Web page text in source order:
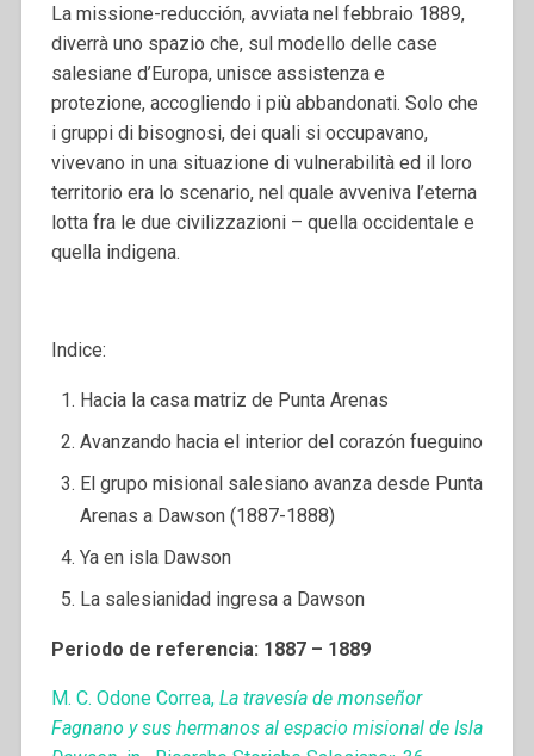
La missione-reducción, avviata nel febbraio 1889,
diverrà uno spazio che, sul modello delle case
salesiane d’Europa, unisce assistenza e
protezione, accogliendo i più abbandonati. Solo che
i gruppi di bisognosi, dei quali si occupavano,
vivevano in una situazione di vulnerabilità ed il loro
territorio era lo scenario, nel quale avveniva l’eterna
lotta fra le due civilizzazioni – quella occidentale e
quella indigena.
Indice:
Hacia la casa matriz de Punta Arenas
Avanzando hacia el interior del corazón fueguino
El grupo misional salesiano avanza desde Punta
Arenas a Dawson (1887-1888)
Ya en isla Dawson
La salesianidad ingresa a Dawson
Periodo de referencia: 1887 – 1889
M. C. Odone Correa, La travesía de monseñor
Fagnano y sus hermanos al espacio misional de Isla